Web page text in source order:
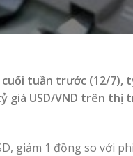
tuần trước (12/7),
giá USD/VND trên thị
giảm 1 đồng so với